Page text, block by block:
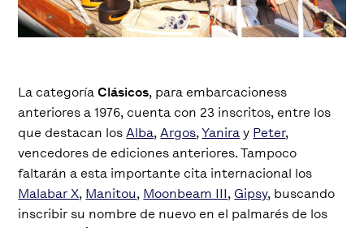
La categoríaClásicos, para embarcacioness
anteriores a 1976, cuenta con 23 inscritos, entre los
que destacan losAlba,Argos,Yaniray Peter,
vencedores de ediciones anteriores. Tampoco
faltarán a esta importante cita internacional los
Malabar X, Manitou, Moonbeam III, Gipsy, buscando
inscribir su nombre de nuevo en el palmarés de los